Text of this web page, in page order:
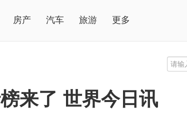
房产 汽车 旅游 更多
来了 世界今日讯